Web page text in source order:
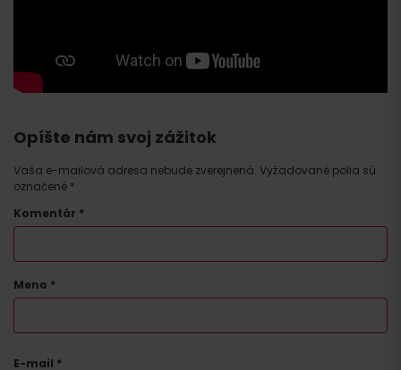
Opíšte nám svoj zážitok
Vaša e-mailová adresa nebude zverejnená. Vyžadované polia sú
označené *
Komentár *
Meno *
E-mail *